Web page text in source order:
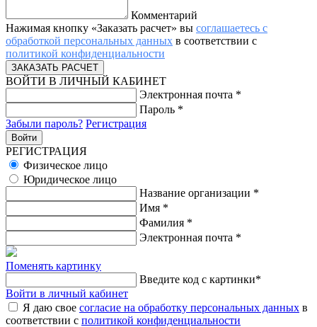
Комментарий
Нажимая кнопку «Заказать расчет» вы соглашаетесь с
обработкой персональных данных в соответствии с
политикой конфиденциальности
ВОЙТИ В ЛИЧНЫЙ КАБИНЕТ
Электронная почта *
Пароль *
Забыли пароль? Регистрация
РЕГИСТРАЦИЯ
Физическое лицо
Юридическое лицо
Название организации *
Имя *
Фамилия *
Электронная почта *
Поменять картинку
Введите код с картинки*
Войти в личный кабинет
Я даю свое согласие на обработку персональных данных в
соответствии с политикой конфиденциальности